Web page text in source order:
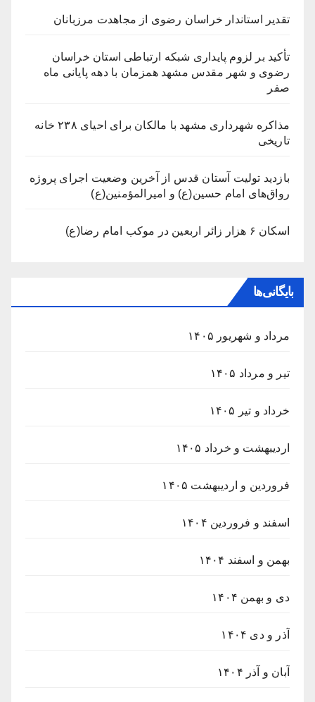
تقدیر استاندار خراسان رضوی از مجاهدت مرزبانان
تأکید بر لزوم پایداری شبکه ارتباطی استان خراسان
رضوی و شهر مقدس مشهد همزمان با دهه پایانی ماه
صفر
مذاکره شهرداری مشهد با مالکان برای احیای ۲۳۸ خانه
تاریخی
بازدید تولیت آستان قدس از آخرین وضعیت اجرای پروژه
رواق‌های امام حسین(ع) و امیرالمؤمنین(ع)
اسکان ۶ هزار زائر اربعین در موکب امام رضا(ع)
بایگانی‌ها
مرداد و شهریور ۱۴۰۵
تیر و مرداد ۱۴۰۵
خرداد و تیر ۱۴۰۵
اردیبهشت و خرداد ۱۴۰۵
فروردین و اردیبهشت ۱۴۰۵
اسفند و فروردین ۱۴۰۴
بهمن و اسفند ۱۴۰۴
دی و بهمن ۱۴۰۴
آذر و دی ۱۴۰۴
آبان و آذر ۱۴۰۴